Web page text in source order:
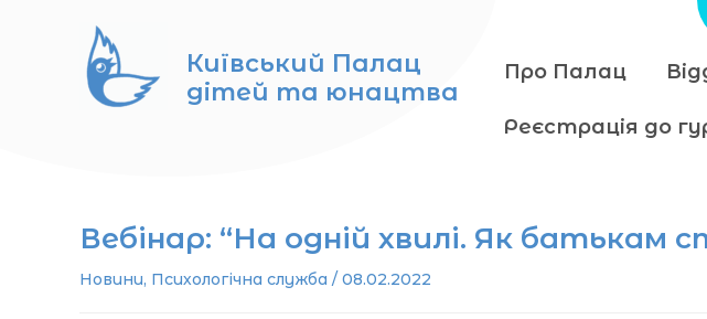
Київський Палац
дітей та юнацтва
Про Палац
Реєстрація до
Вебінар: “На одній хвилі. Як батькам
Новини, Психологічна служба / 08.02.2022